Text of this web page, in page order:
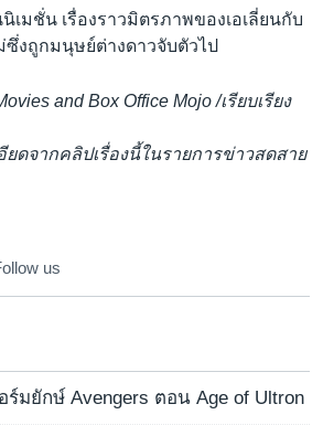
เมชั่น เรื่องราวมิตรภาพของเอเลี่ยนกับ
งถูกมนุษย์ต่างดาวจับตัวไป
and Box Office Mojo /เรียบเรียง
ยดจากคลิปเรื่องนี้ในรายการข่าวสดสาย
us
มยักษ์ Avengers ตอน Age of Ultron